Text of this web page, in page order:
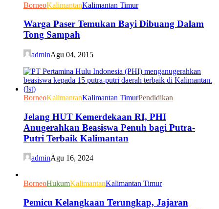
BorneoKalimantanKalimantan Timur
Warga Paser Temukan Bayi Dibuang Dalam
Tong Sampah
adminAgu 04, 2015
BorneoKalimantanKalimantan TimurPendidikan
Jelang HUT Kemerdekaan RI, PHI
Anugerahkan Beasiswa Penuh bagi Putra-
Putri Terbaik Kalimantan
adminAgu 16, 2024
BorneoHukumKalimantanKalimantan Timur
Pemicu Kelangkaan Terungkap, Jajaran